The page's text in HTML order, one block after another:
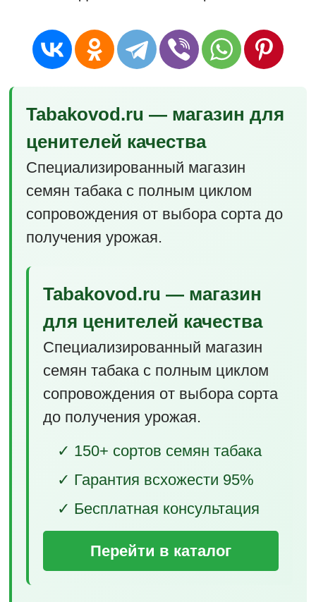
Tabakovod.ru — магазин для
ценителей качества
Специализированный магазин
семян табака с полным циклом
сопровождения от выбора сорта до
получения урожая.
Tabakovod.ru — магазин
для ценителей качества
Специализированный магазин
семян табака с полным циклом
сопровождения от выбора сорта
до получения урожая.
✓ 150+ сортов семян табака
✓ Гарантия всхожести 95%
✓ Бесплатная консультация
Перейти в каталог